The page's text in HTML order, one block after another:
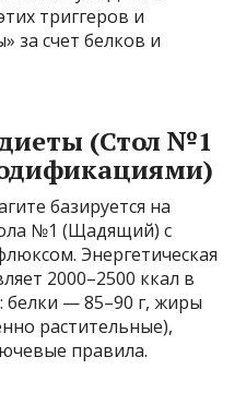
триггеров и
за счет белков и
(Стол №1
базируется на
№1 (Щадящий) с
Энергетическая
2000–2500 ккал в
белки — 85–90 г, жиры
растительные),
правила.